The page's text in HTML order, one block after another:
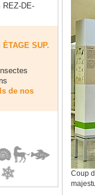
REZ-DE-
ÈTAGE SUP.
de nos
Coup